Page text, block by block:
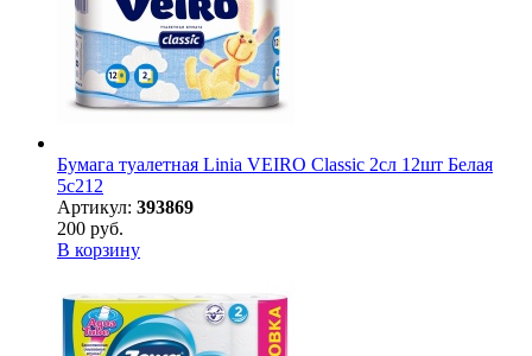
Бумага туалетная Linia VEIRO Classic 2сл 12шт Белая
5с212
Артикул: 393869
200 руб.
В корзину